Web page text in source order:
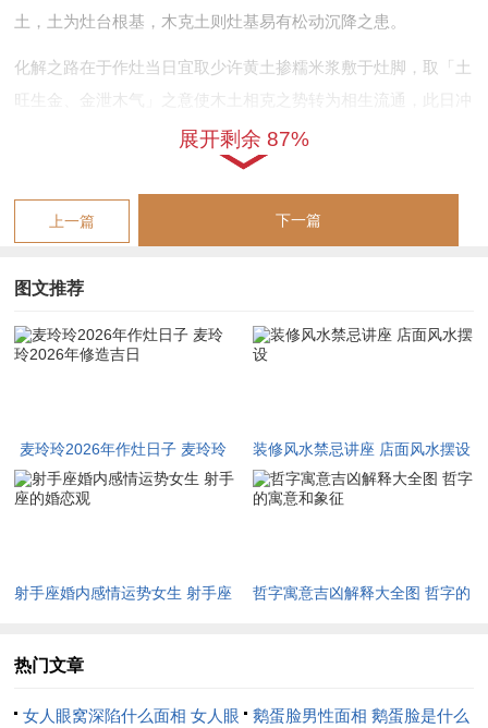
土，土为灶台根基，木克土则灶基易有松动沉降之患。
化解之路在于作灶当日宜取少许黄土掺糯米浆敷于灶脚，取「土
旺生金、金泄木气」之意使木土相克之势转为相生流通，此日冲
煞在申猴，属猴之人当避其锋。
呼吸之气易受作用，作灶时宜在灶旁置铜器一件，铜属金可制衡
过旺之木气，使五行各归其位。
二月十八日丁亥日。丁火日元坐亥水为火坐绝地，然亥中藏甲木
壬水，甲木生丁火使绝处逢生，丁火虽弱而有甲木为根，值神明
堂黄道，明堂主贵气明朗，此日作灶则家宅男主人事业有望得到
三月辰月土旺，辰为水库，土厚可以制火，水库可以调候，恰是
丙午流年最为渴求的五行补益；进入甲辰日，甲木参天坐辰土，
甲木克戊土，然辰为湿土内含癸水，甲木得癸水润泽而不致过燥
难成祥。此日冲煞在戌狗，属狗者不宜亲临。
展开剩余 87%
上一篇 下一篇
图文推荐
麦玲玲2026年作灶日子 麦玲玲
2026年修造吉日
装修风水禁忌讲座 店面风水摆设
射手座婚内感情运势女生 射手座
哲字寓意吉凶解释大全图 哲字的
热门文章
女人眼窝深陷什么面相 女人眼
鹅蛋脸男性面相 鹅蛋脸是什么